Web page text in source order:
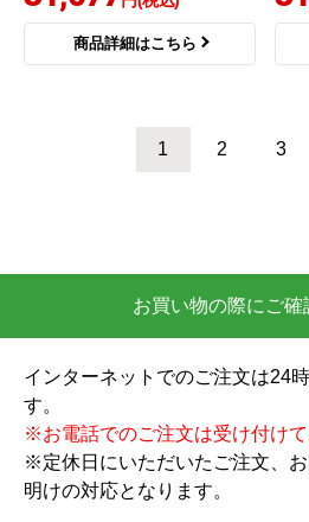
パナソニック
商品コード：VL-SE35XLA-KJ
パ
商
工
お買い物の際にご確